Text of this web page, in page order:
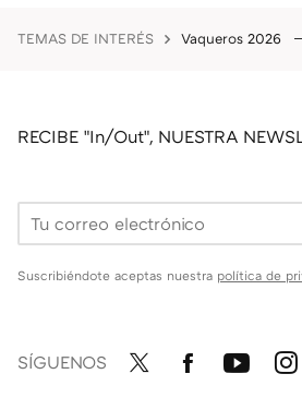
TEMAS DE INTERÉS Vaqueros 2026
RECIBE "In/Out", NUESTRA
Suscribiéndote aceptas nuestra política de
SÍGUENOS